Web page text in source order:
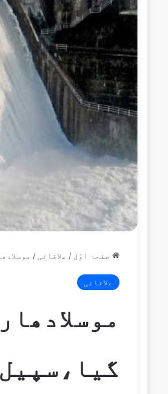
صفحۂ اوّل / علاقائی /
علاقائی